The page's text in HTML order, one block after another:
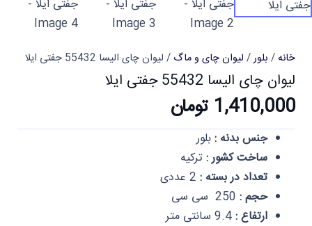
خانه/ بلور/ لیوان چای و ماگ / لیوان چای الیسا 55432 جفتی ایلا
لیوان چای الیسا 55432 جفتی ایلا
1,410,000 تومان
جنس بدنه :بلور
ساخت کشور :ترکیه
تعداد در بسته :
حجم :
ارتفاع :9.4 سانتی متر